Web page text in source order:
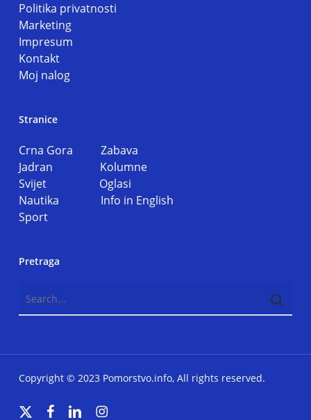
Politika privatnosti
Marketing
Impresum
Kontakt
Moj nalog
Stranice
Crna Gora Zabava
Jadran Kolumne
Svijet Oglasi
Nautika Info in English
Sport
Pretraga
Copyright © 2023 Pomorstvo.info, All rights reserved.
x-
facebooklinkedininstagram